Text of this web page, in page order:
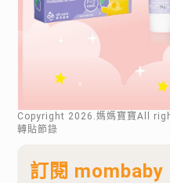
Copyright 2026 .媽媽寶寶All
轉貼節錄
訂閱 mombaby